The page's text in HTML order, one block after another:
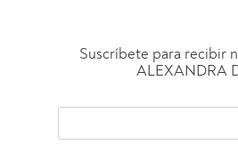
Suscríbete para recibir
ALEXANDRA